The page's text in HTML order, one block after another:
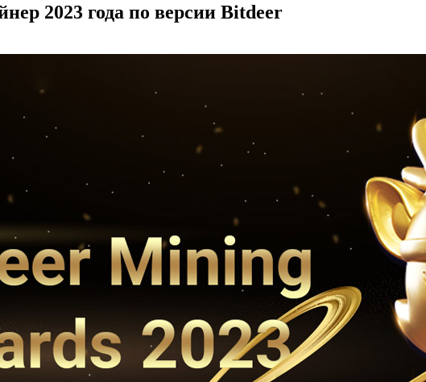
2023 года по версии Bitdeer